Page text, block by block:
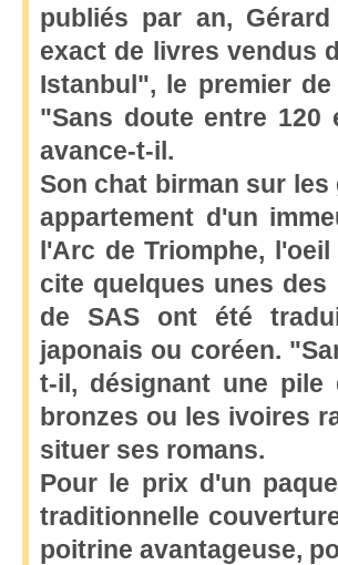
publiés par an,
exact de livres vendus
Istanbul", le premier
"Sans doute entre
avance-t-il.
Son chat birman sur
appartement d'un
l'Arc de Triomphe,
cite quelques unes
de SAS ont été
japonais ou coréen.
t-il, désignant une
bronzes ou les ivoires
situer ses romans.
Pour le prix d'un
traditionnelle
poitrine avantageuse,